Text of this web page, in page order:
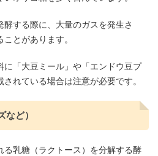
する際に、大量のガスを発生さ
とがあります。
に「大豆ミール」や「エンドウ豆プ
れている場合は注意が必要です。
ど）
る乳糖（ラクトース）を分解する酵